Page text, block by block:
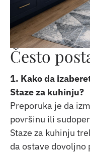
Često
1. Kako da
Staze za kuhinju?
Preporuka je da
površinu ili
Staze za kuhinju
da ostave dovoljno